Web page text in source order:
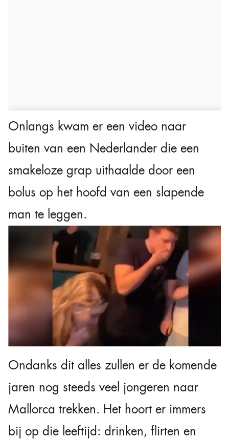
Onlangs kwam er een video naar
buiten van een Nederlander die een
smakeloze grap uithaalde door een
bolus op het hoofd van een slapende
man te leggen.
Ondanks dit alles zullen er de komende
jaren nog steeds veel jongeren naar
Mallorca trekken. Het hoort er immers
bij op die leeftijd: drinken, flirten en